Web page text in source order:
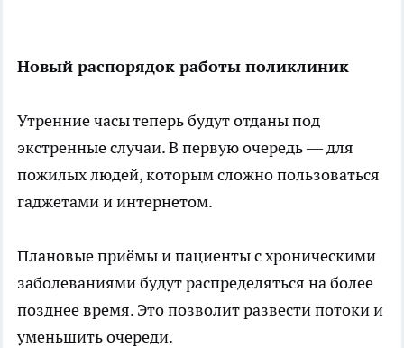
Новый распорядок работы поликлиник
Утренние часы теперь будут отданы под
экстренные случаи. В первую очередь — для
пожилых людей, которым сложно пользоваться
гаджетами и интернетом.
Плановые приёмы и пациенты с хроническими
заболеваниями будут распределяться на более
позднее время. Это позволит развести потоки и
уменьшить очереди.